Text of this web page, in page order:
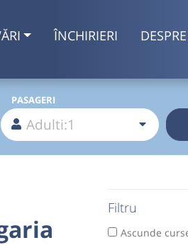
ÎNCHIRIERI DESPRE
PASAGERI
Filtru
Ascunde